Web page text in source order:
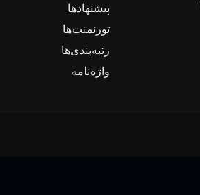
پیشنهادها
تورنمنت‌ها
رتبه‌بندی‌ها
واژه‌نامه